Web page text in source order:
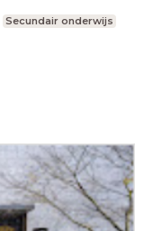
Secundair onderwijs